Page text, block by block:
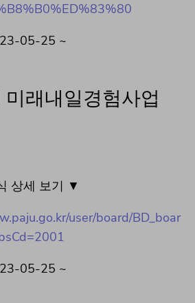
05-25 ~
미래내일경험사업
상세 보기 ▼
user/board/BD_boar
05-25 ~